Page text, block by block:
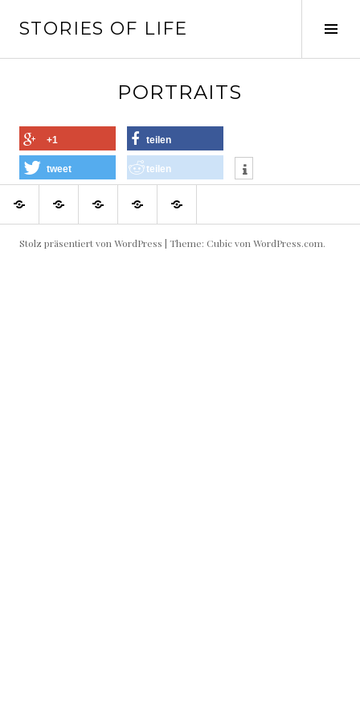
zumSTORIES OF LIFE
PORTRAITS
+1 teilen
tweet teilen
Blog Geschichten
PortraitsProjekteAbout
Stolz präsentiert von WordPress | Theme: Cubic von WordPress.com.